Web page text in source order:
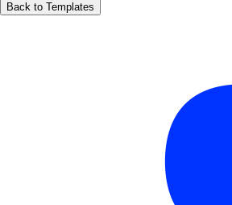
Back to Templates